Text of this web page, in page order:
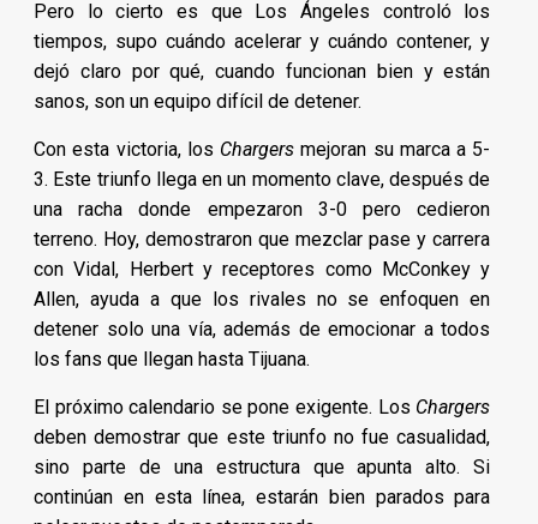
Pero lo cierto es que Los Ángeles controló los
tiempos, supo cuándo acelerar y cuándo contener, y
dejó claro por qué, cuando funcionan bien y están
sanos, son un equipo difícil de detener.
Con esta victoria, los Chargers mejoran su marca a 5-
3. Este triunfo llega en un momento clave, después de
una racha donde empezaron 3-0 pero cedieron
terreno. Hoy, demostraron que mezclar pase y carrera
con Vidal, Herbert y receptores como McConkey y
Allen, ayuda a que los rivales no se enfoquen en
detener solo una vía, además de emocionar a todos
los fans que llegan hasta Tijuana.
El próximo calendario se pone exigente. Los Chargers
deben demostrar que este triunfo no fue casualidad,
sino parte de una estructura que apunta alto. Si
continúan en esta línea, estarán bien parados para